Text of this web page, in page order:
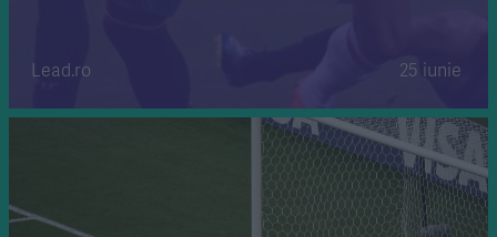
Lead.ro 25 iunie